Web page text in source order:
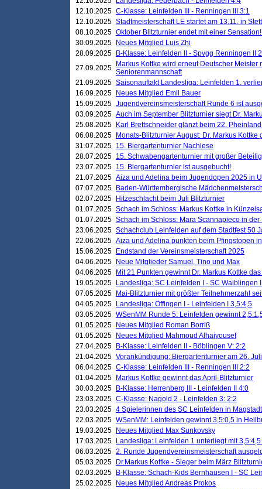
12.10.2025 C-Klasse: Leinfelden III - Renningen III 3:1
12.10.2025 Stadtmeisterschaft LE startet am 13.11. in
08.10.2025 Oktober Blitzturnier endet mit einer
30.09.2025
Neues Mitglied Luis Zhi
28.09.2025
B-Klasse: Leinfelden II - Spvgg Renningen II
27.09.2025
Markus Kottke wird erneut Deutscher Meister
Seniorenmannschaft
21.09.2025 Saisonauftakt Landesliga: Leinfelden 1.
16.09.2025
Neues Mitglied Emil Bauer
15.09.2025 Jugendvereinsmeisterschaft Runde 6 ist
03.09.2025 Auch im September Blitzturnier siegt Dr.
25.08.2025
Karl Brettschneider glänzt beim 22.
06.08.2025
Monats-Blitzturnier August: Dr. Markus Kottke
31.07.2025 15. Biergartenturnier Nachlese
28.07.2025 15. Schwabengartenturnier mit großer
23.07.2025 15. Biergartenturnier ist ausgebucht!
21.07.2025 Aiza und Adelina beim Jugendopen 2025 in
07.07.2025
Baden-Württembergische
02.07.2025
Hitzeschlacht beim Juli Blitzturnier
01.07.2025 Schach im Schloss: Markus Kottke in
01.07.2025 Schach im Schloss: Mara Scannapieco in der
23.06.2025 Schachclub Leinfelden auf dem Stadtfest 50
22.06.2025 Aiza und Adelina punkten beim Pfingstopen
15.06.2025
Endstand der Vereinsmeisterschaft 2025
04.06.2025
Neue Mitglieder Samuel, Tino und Max
04.06.2025
Mit 21 Punkten gewinnt Dr. Markus Kottke
19.05.2025
Landesliga: SC Leinfelden I - SC Waiblingen
07.05.2025
Mai-Blitzturnier mit größter Teilnehmerzahl
04.05.2025
Landesliga: Öffingen I - Leinfelden I 3,5:4,5
03.05.2025 WSenMM Runde 5: Leinfelden gewinnt
01.05.2025
Neues Mitglied Roman Borriß
01.05.2025
Neues Mitglied Mahmoud Alhajyousef
27.04.2025
B-Klasse: Leinfelden II - Böblingen V: 2:2
21.04.2025 Vorankündigung: Biergartenturnier am 26. Juli
06.04.2025 C-Klasse: Leinfelden III - Renningen III 2:2
01.04.2025
Markus Kottke gewinnt das April-Blitzturnier
30.03.2025
B-Klasse: Herrenberg III - Leinfelden II 4:0
23.03.2025 C-Klasse: Nagold 2 - Leinfelden 3: 2:2
23.03.2025 4 Spielerinnen des SC Leinfelden in Magstadt
22.03.2025 WSenMM: Leinfelden gewinnt 3,5:0,5 in
19.03.2025
Neues Mitglied Max Sunkovsky
17.03.2025
Landesliga: Leinfelden 1 unterliegt mit
06.03.2025 2. Runde Jugendvereinsmeisterschaft
05.03.2025
Dr.Markus Kottke - Sieger beim März
02.03.2025
B-Klasse: Schach-Kids Bernhausen I - SC
25.02.2025
Neues Mitglied Andreas Prokos